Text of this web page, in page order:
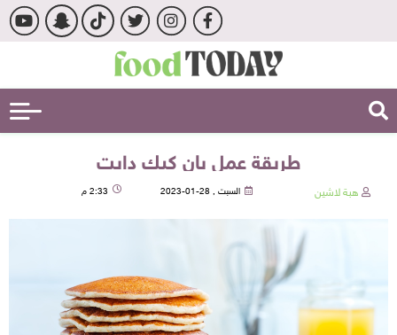
طريقة عمل بان كيك دايت
هبة لاشين السبت , 28-01-2023 2:33 م